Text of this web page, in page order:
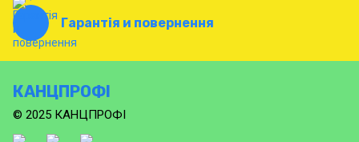
Гарантія и повернення
КАНЦПРОФІ
© 2025 КАНЦПРОФІ